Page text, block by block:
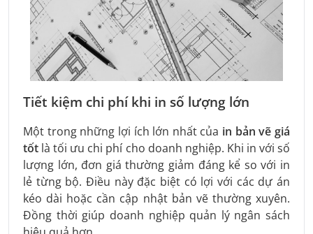
Tiết kiệm chi phí khi in số lượng lớn
Một trong những lợi ích lớn nhất của in bản vẽ giá
tốt là tối ưu chi phí cho doanh nghiệp. Khi in với số
lượng lớn, đơn giá thường giảm đáng kể so với in
lẻ từng bộ. Điều này đặc biệt có lợi với các dự án
kéo dài hoặc cần cập nhật bản vẽ thường xuyên.
Đồng thời giúp doanh nghiệp quản lý ngân sách